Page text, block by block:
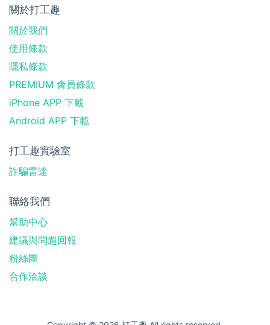
關於打工趣
關於我們
使用條款
隱私條款
PREMIUM 會員條款
iPhone APP 下載
Android APP 下載
打工趣實驗室
詐騙雷達
聯絡我們
幫助中心
建議與問題回報
粉絲團
合作洽談